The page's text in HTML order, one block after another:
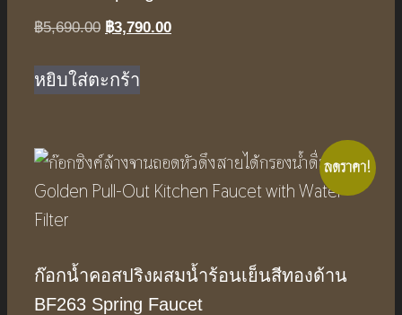
฿5,690.00 Original
was:
฿5,690.00.
฿3,790.00Current
หยิบใส่ตะกร้า
ลดราคา!
ก๊อกน้ำคอสปริงผสมน้ำร้อนเย็นสีทองด้าน
BF263 Spring Faucet